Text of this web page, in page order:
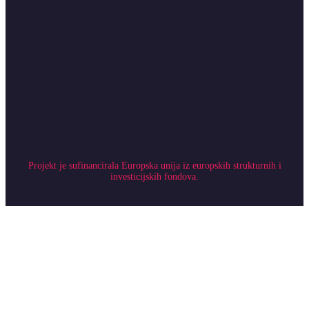
Projekt je sufinancirala Europska unija iz europskih strukturnih i
investicijskih fondova.